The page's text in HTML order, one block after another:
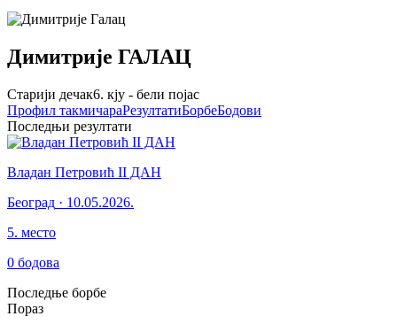
Димитрије ГАЛАЦ
Старији дечак6. кју - бели појас
Профил такмичараРезултатиБорбеБодови
Последњи резултати
Владан Петровић II ДАН
Београд · 10.05.2026.
5. место
0 бодова
Последње борбе
Пораз